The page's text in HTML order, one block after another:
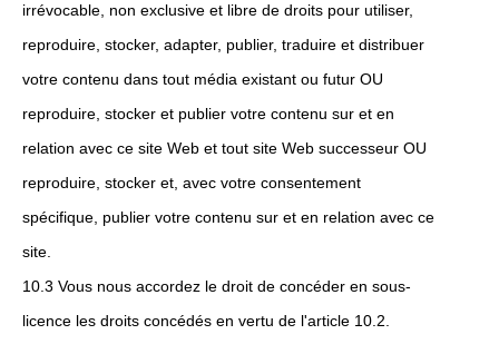
irrévocable, non exclusive et libre de droits pour utiliser,
reproduire, stocker, adapter, publier, traduire et distribuer
votre contenu dans tout média existant ou futur OU
reproduire, stocker et publier votre contenu sur et en
relation avec ce site Web et tout site Web successeur OU
reproduire, stocker et, avec votre consentement
spécifique, publier votre contenu sur et en relation avec ce
site.
10.3 Vous nous accordez le droit de concéder en sous-
licence les droits concédés en vertu de l'article 10.2.